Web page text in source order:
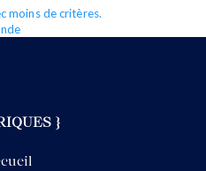
moins de critères.
}